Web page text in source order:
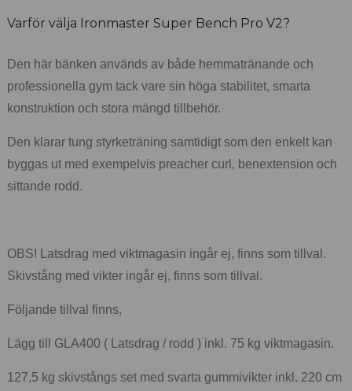
Varför välja Ironmaster Super Bench Pro V2?
Den här bänken används av både hemmatränande och
professionella gym tack vare sin höga stabilitet, smarta
konstruktion och stora mängd tillbehör.
Den klarar tung styrketräning samtidigt som den enkelt kan
byggas ut med exempelvis preacher curl, benextension och
sittande rodd.
OBS! Latsdrag med viktmagasin ingår ej, finns som tillval.
Skivstång med vikter ingår ej, finns som tillval.
Följande tillval finns,
Lägg till GLA400 ( Latsdrag / rodd ) inkl. 75 kg viktmagasin.
127,5 kg skivstångs set med svarta gummivikter inkl. 220 cm